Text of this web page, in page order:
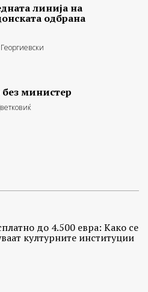
линија на
одбрана
без министер
до 4.500 евра: Како се
културните институции